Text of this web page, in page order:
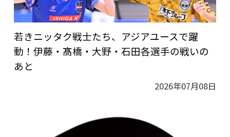
若きニッタク戦士たち、アジアユースで躍
動！伊藤・髙橋・大野・石田各選手の戦いの
あと
2026年07月08日